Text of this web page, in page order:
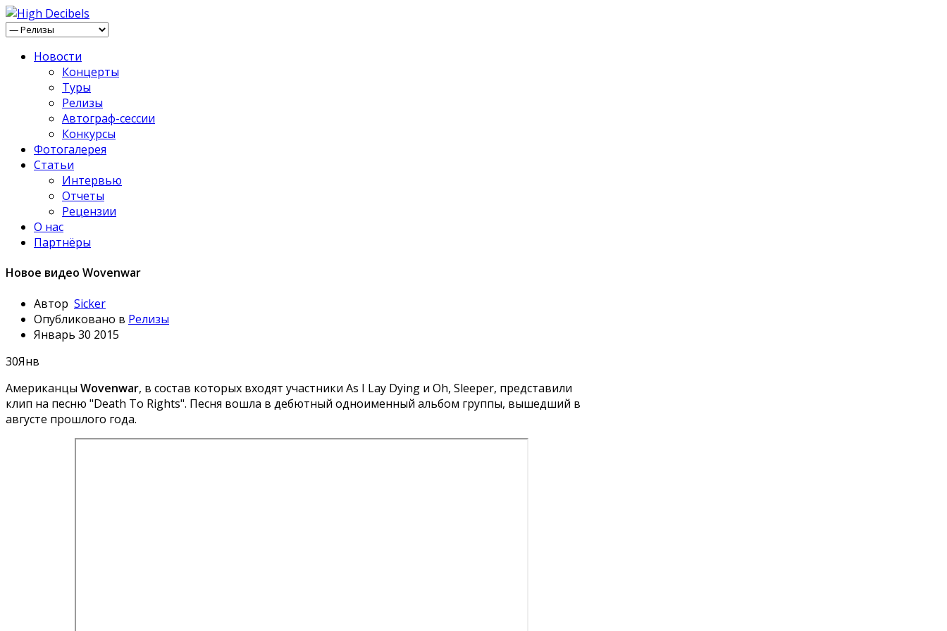
Новости
Концерты
Туры
Релизы
Автограф-сессии
Конкурсы
Фотогалерея
Статьи
Интервью
Отчеты
Рецензии
О нас
Партнёры
Новое видео Wovenwar
Автор Sicker
Опубликовано в Релизы
Январь 30 2015
30Янв
Американцы Wovenwar, в состав которых входят участники As I Lay Dying и Oh, Sleeper, представили
клип на песню "Death To Rights". Песня вошла в дебютный одноименный альбом группы, вышедший в
августе прошлого года.